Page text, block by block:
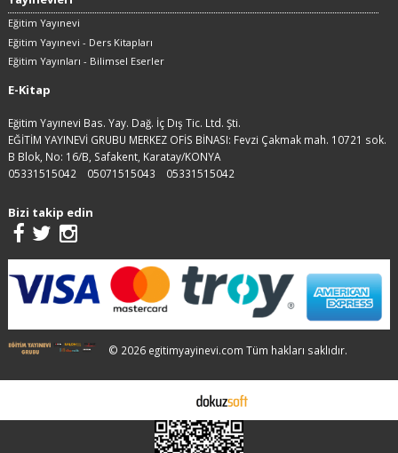
Eğitim Yayınevi
Eğitim Yayınevi - Ders Kitapları
Eğitim Yayınları - Bilimsel Eserler
E-Kitap
Eğitim Yayınevi Bas. Yay. Dağ. İç Dış Tic. Ltd. Şti.
EĞİTİM YAYINEVİ GRUBU MERKEZ OFİS BİNASI: Fevzi Çakmak mah. 10721 sok.
B Blok, No: 16/B, Safakent, Karatay/KONYA
05331515042
05071515043 05331515042
Bizi takip edin
© 2026 egitimyayinevi.com Tüm hakları saklıdır.